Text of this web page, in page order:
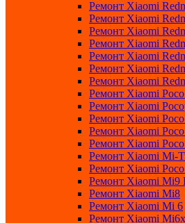
Ремонт Xiaomi
Ремонт Xiaomi
Ремонт Xiaomi
Ремонт Xiaomi
Ремонт Xiaomi
Ремонт Xiaomi
Ремонт Xiaomi
Ремонт Xiaomi
Ремонт Xiaomi
Ремонт Xiaomi
Ремонт Xiaomi
Ремонт Xiaomi
Ремонт Xiaomi Mi-
Ремонт Xiaomi
Ремонт Xiaomi Mi9
Ремонт Xiaomi Mi8
Ремонт Xiaomi Mi 6
Ремонт Xiaomi Mi6x